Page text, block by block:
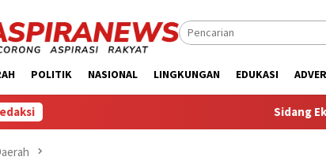
POLITIK NASIONAL LINGKUNGAN EDUKASI
‎Sidang Eksepsi Kuasa